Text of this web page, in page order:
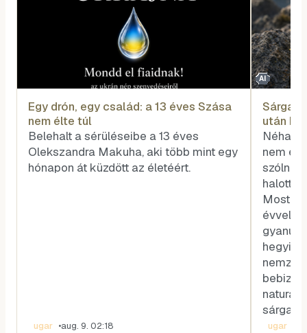
Egy drón, egy család: a 13 éves Szása
nem élte túl
Belehalt a sérüléseibe a 13 éves
Olekszandra Makuha, aki több mint egy
hónapon át küzdött az életéért.
ugar •aug. 9. 02:18
AI
Sárga
után
Néha a
nem
halott
Most
évvel
gyanút
hegyi
sárga
ugar